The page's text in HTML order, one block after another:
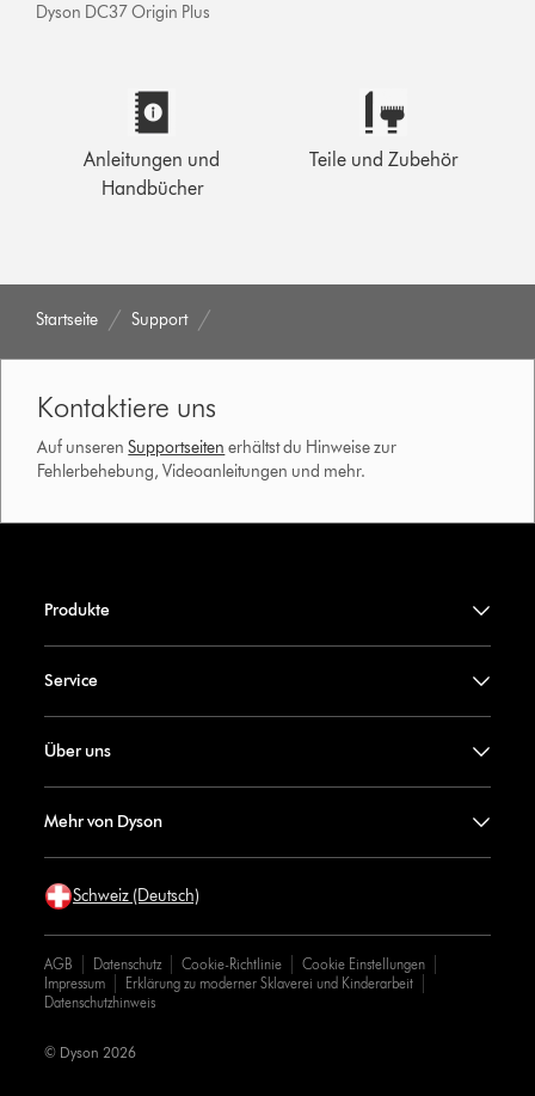
Dyson DC37 Origin Plus
Anleitungen und
Handbücher
Teile und Zubehör
Startseite Support
Kontaktiere uns
Auf unserenSupportseiten erhältst du Hinweise zur
Fehlerbehebung, Videoanleitungen und mehr.
Produkte
Service
Über uns
Mehr von Dyson
Schweiz (Deutsch)
AGB Datenschutz Cookie-Richtlinie
Cookie Einstellungen
Impressum
Erklärung zu moderner Sklaverei und Kinderarbeit
Datenschutzhinweis
© Dyson 2026